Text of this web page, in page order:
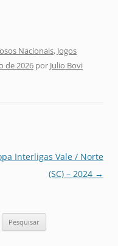
Nacionais, Jogos
de 2026 por Julio Bovi
Interligas Vale / Norte
(SC) – 2024 →